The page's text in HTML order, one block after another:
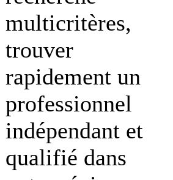
multicritères,
trouver
rapidement un
professionnel
indépendant et
qualifié dans